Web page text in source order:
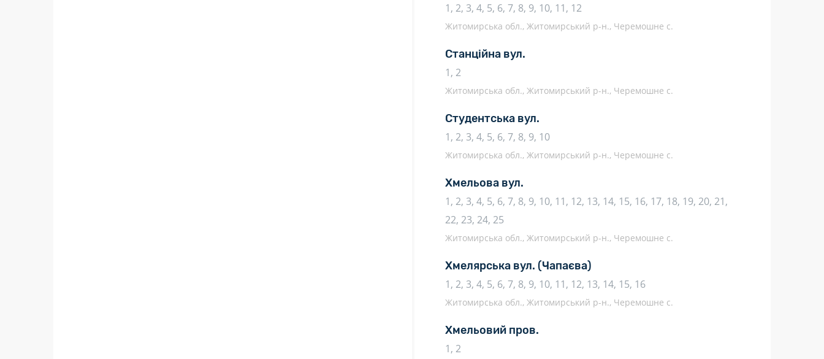
1, 2, 3, 4, 5, 6, 7, 8, 9, 10, 11, 12
Житомирська обл., Житомирський р-н., Черемошне с.
Станційна вул.
1, 2
Житомирська обл., Житомирський р-н., Черемошне с.
Студентська вул.
1, 2, 3, 4, 5, 6, 7, 8, 9, 10
Житомирська обл., Житомирський р-н., Черемошне с.
Хмельова вул.
1, 2, 3, 4, 5, 6, 7, 8, 9, 10, 11, 12, 13, 14, 15, 16, 17, 18, 19, 20, 21,
22, 23, 24, 25
Житомирська обл., Житомирський р-н., Черемошне с.
Хмелярська вул. (Чапаєва)
1, 2, 3, 4, 5, 6, 7, 8, 9, 10, 11, 12, 13, 14, 15, 16
Житомирська обл., Житомирський р-н., Черемошне с.
Хмельовий пров.
1, 2